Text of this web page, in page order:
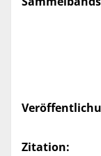
Zitation: